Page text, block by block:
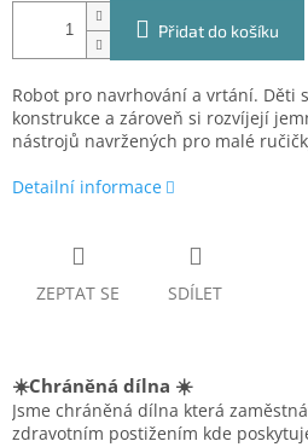
Přidat do košíku
Robot pro navrhování a vrtání. Děti
konstrukce a zároveň si rozvíjejí
nástrojů navržených pro malé
Detailní informace
ZEPTAT SE SDÍLET
☀️Chráněná dílna ☀️
Jsme chráněná dílna která
zdravotním postižením kde